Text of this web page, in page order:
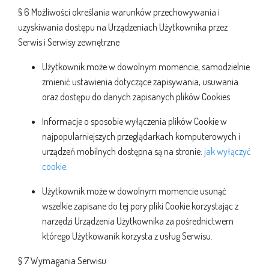
§ 6 Możliwości określania warunków przechowywania i
uzyskiwania dostępu na Urządzeniach Użytkownika przez
Serwis i Serwisy zewnętrzne
Użytkownik może w dowolnym momencie, samodzielnie
zmienić ustawienia dotyczące zapisywania, usuwania
oraz dostępu do danych zapisanych plików Cookies
Informacje o sposobie wyłączenia plików Cookie w
najpopularniejszych przeglądarkach komputerowych i
urządzeń mobilnych dostępna są na stronie: jak wyłączyć
cookie
Użytkownik może w dowolnym momencie usunąć
wszelkie zapisane do tej pory pliki Cookie korzystając z
narzędzi Urządzenia Użytkownika za pośrednictwem
którego Użytkowanik korzysta z usług Serwisu.
§ 7 Wymagania Serwisu